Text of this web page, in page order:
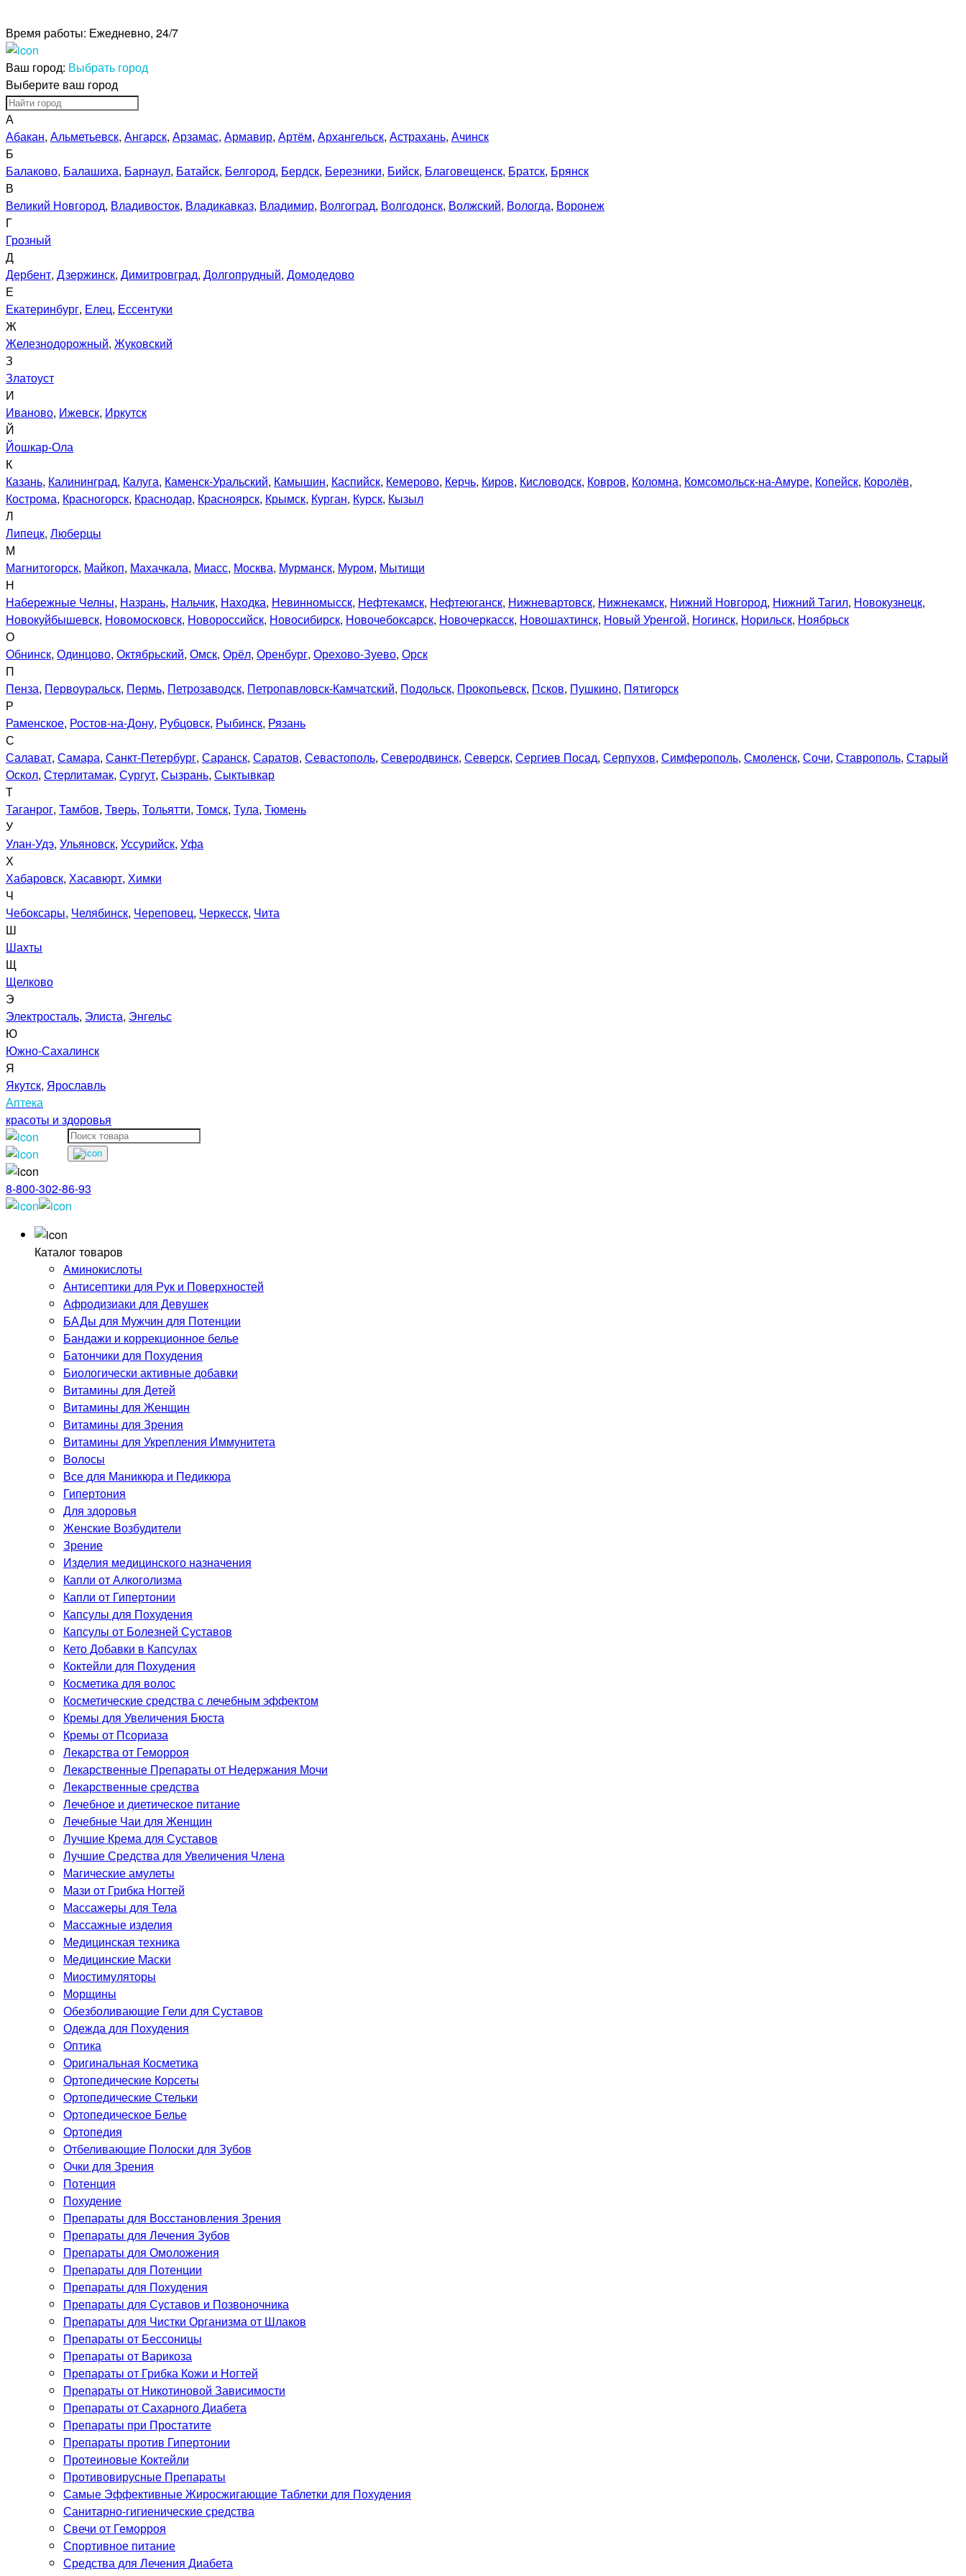
Время работы: Ежедневно, 24/7
Ваш город: Выбрать город
Выберите ваш город
А
Абакан, Альметьевск, Ангарск, Арзамас, Армавир, Артём, Архангельск, Астрахань, Ачинск
Б
Балаково, Балашиха, Барнаул, Батайск, Белгород, Бердск, Березники, Бийск, Благовещенск, Братск, Брянск
В
Великий Новгород, Владивосток, Владикавказ, Владимир, Волгоград, Волгодонск, Волжский, Вологда, Воронеж
Г
Грозный
Д
Дербент, Дзержинск, Димитровград, Долгопрудный, Домодедово
Е
Екатеринбург, Елец, Ессентуки
Ж
Железнодорожный, Жуковский
З
Златоуст
И
Иваново, Ижевск, Иркутск
Й
Йошкар-Ола
К
Казань, Калининград, Калуга, Каменск-Уральский, Камышин, Каспийск, Кемерово, Керчь, Киров, Кисловодск, Ковров, Коломна, Комсомольск-на-Амуре, Копейск, Королёв,
Кострома, Красногорск, Краснодар, Красноярск, Крымск, Курган, Курск, Кызыл
Л
Липецк, Люберцы
М
Магнитогорск, Майкоп, Махачкала, Миасс, Москва, Мурманск, Муром, Мытищи
Н
Набережные Челны, Назрань, Нальчик, Находка, Невинномысск, Нефтекамск, Нефтеюганск, Нижневартовск, Нижнекамск, Нижний Новгород, Нижний Тагил, Новокузнецк,
Новокуйбышевск, Новомосковск, Новороссийск, Новосибирск, Новочебоксарск, Новочеркасск, Новошахтинск, Новый Уренгой, Ногинск, Норильск, Ноябрьск
О
Обнинск, Одинцово, Октябрьский, Омск, Орёл, Оренбург, Орехово-Зуево, Орск
П
Пенза, Первоуральск, Пермь, Петрозаводск, Петропавловск-Камчатский, Подольск, Прокопьевск, Псков, Пушкино, Пятигорск
Р
Раменское, Ростов-на-Дону, Рубцовск, Рыбинск, Рязань
С
Салават, Самара, Санкт-Петербург, Саранск, Саратов, Севастополь, Северодвинск, Северск, Сергиев Посад, Серпухов, Симферополь, Смоленск, Сочи, Ставрополь, Старый
Оскол, Стерлитамак, Сургут, Сызрань, Сыктывкар
Т
Таганрог, Тамбов, Тверь, Тольятти, Томск, Тула, Тюмень
У
Улан-Удэ, Ульяновск, Уссурийск, Уфа
Х
Хабаровск, Хасавюрт, Химки
Ч
Чебоксары, Челябинск, Череповец, Черкесск, Чита
Ш
Шахты
Щ
Щелково
Э
Электросталь, Элиста, Энгельс
Ю
Южно-Сахалинск
Я
Якутск, Ярославль
Аптека
красоты и здоровья
8-800-302-86-93
Каталог товаров
Аминокислоты
Антисептики для Рук и Поверхностей
Афродизиаки для Девушек
БАДы для Мужчин для Потенции
Бандажи и коррекционное белье
Батончики для Похудения
Биологически активные добавки
Витамины для Детей
Витамины для Женщин
Витамины для Зрения
Витамины для Укрепления Иммунитета
Волосы
Все для Маникюра и Педикюра
Гипертония
Для здоровья
Женские Возбудители
Зрение
Изделия медицинского назначения
Капли от Алкоголизма
Капли от Гипертонии
Капсулы для Похудения
Капсулы от Болезней Суставов
Кето Добавки в Капсулах
Коктейли для Похудения
Косметика для волос
Косметические средства с лечебным эффектом
Кремы для Увеличения Бюста
Кремы от Псориаза
Лекарства от Геморроя
Лекарственные Препараты от Недержания Мочи
Лекарственные средства
Лечебное и диетическое питание
Лечебные Чаи для Женщин
Лучшие Крема для Суставов
Лучшие Средства для Увеличения Члена
Магические амулеты
Мази от Грибка Ногтей
Массажеры для Тела
Массажные изделия
Медицинская техника
Медицинские Маски
Миостимуляторы
Морщины
Обезболивающие Гели для Суставов
Одежда для Похудения
Оптика
Оригинальная Косметика
Ортопедические Корсеты
Ортопедические Стельки
Ортопедическое Белье
Ортопедия
Отбеливающие Полоски для Зубов
Очки для Зрения
Потенция
Похудение
Препараты для Восстановления Зрения
Препараты для Лечения Зубов
Препараты для Омоложения
Препараты для Потенции
Препараты для Похудения
Препараты для Суставов и Позвоночника
Препараты для Чистки Организма от Шлаков
Препараты от Бессоницы
Препараты от Варикоза
Препараты от Грибка Кожи и Ногтей
Препараты от Никотиновой Зависимости
Препараты от Сахарного Диабета
Препараты при Простатите
Препараты против Гипертонии
Протеиновые Коктейли
Противовирусные Препараты
Самые Эффективные Жиросжигающие Таблетки для Похудения
Санитарно-гигиенические средства
Свечи от Геморроя
Спортивное питание
Средства для Лечения Диабета